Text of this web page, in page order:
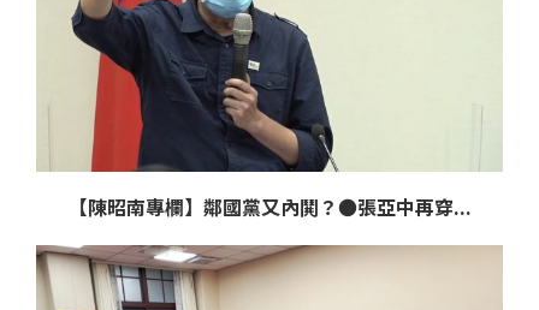
【陳昭南專欄】鄰國黨又內鬨？●張亞中再穿...